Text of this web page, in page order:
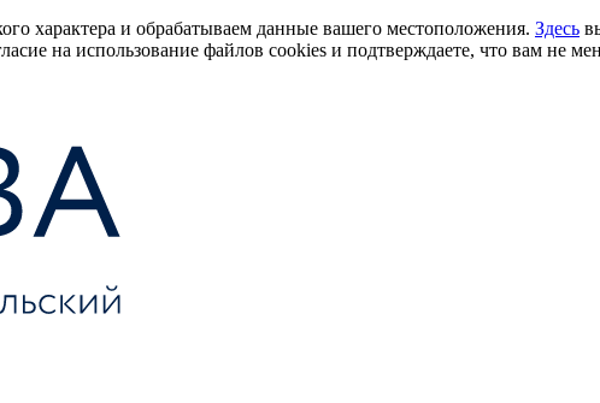
характера и обрабатываем данные вашего местоположения. Здесь
на использование файлов cookies и подтверждаете, что вам не